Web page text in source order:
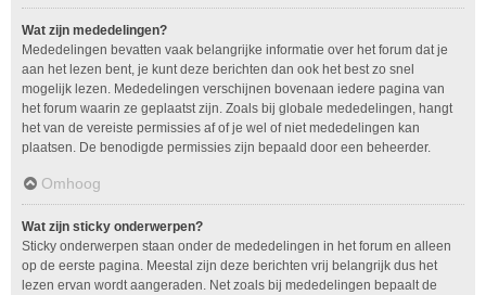
Wat zijn mededelingen?
Mededelingen bevatten vaak belangrijke informatie over het forum dat je
aan het lezen bent, je kunt deze berichten dan ook het best zo snel
mogelijk lezen. Mededelingen verschijnen bovenaan iedere pagina van
het forum waarin ze geplaatst zijn. Zoals bij globale mededelingen, hangt
het van de vereiste permissies af of je wel of niet mededelingen kan
plaatsen. De benodigde permissies zijn bepaald door een beheerder.
Omhoog
Wat zijn sticky onderwerpen?
Sticky onderwerpen staan onder de mededelingen in het forum en alleen
op de eerste pagina. Meestal zijn deze berichten vrij belangrijk dus het
lezen ervan wordt aangeraden. Net zoals bij mededelingen bepaalt de